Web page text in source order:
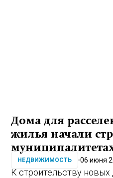
Дома для
жилья начали
НЕДВИЖИМОСТЬ 06 июня
К строительству